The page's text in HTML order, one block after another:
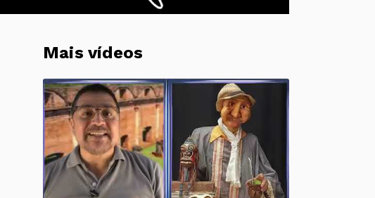
Mais vídeos